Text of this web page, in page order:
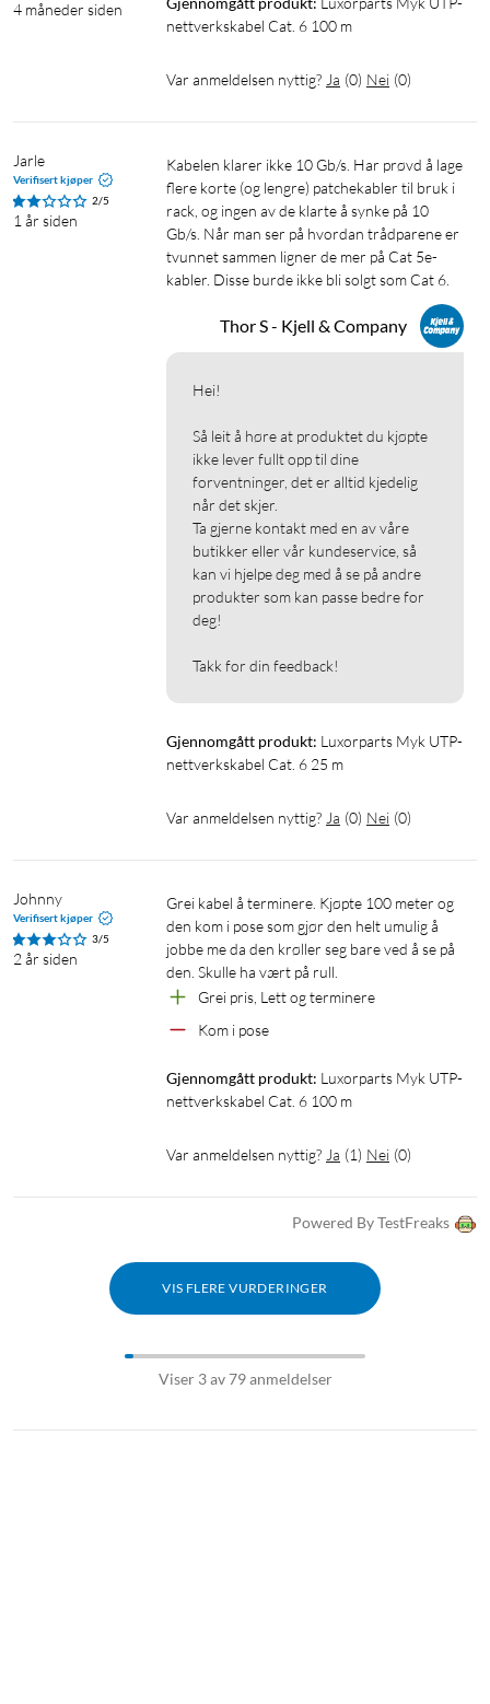
4 måneder siden
nettverkskabel Cat. 6 100 m
Var anmeldelsen nyttig? Ja (0) Nei (0)
Jarle
Verifisert kjøper
2/5
1 år siden
Kabelen klarer ikke 10 Gb/s. Har prøvd å lage
flere korte (og lengre) patchekabler til bruk i
rack, og ingen av de klarte å synke på 10
Gb/s. Når man ser på hvordan trådparene er
tvunnet sammen ligner de mer på Cat 5e-
kabler. Disse burde ikke bli solgt som Cat 6.
Thor S - Kjell & Company
Hei!
Så leit å høre at produktet du kjøpte
ikke lever fullt opp til dine
forventninger, det er alltid kjedelig
når det skjer.
Ta gjerne kontakt med en av våre
butikker eller vår kundeservice, så
kan vi hjelpe deg med å se på andre
produkter som kan passe bedre for
deg!
Takk for din feedback!
Gjennomgått produkt: Luxorparts Myk UTP-
nettverkskabel Cat. 6 25 m
Var anmeldelsen nyttig? Ja (0) Nei (0)
Johnny
Verifisert kjøper
3/5
2 år siden
Grei kabel å terminere. Kjøpte 100 meter og
den kom i pose som gjør den helt umulig å
jobbe me da den krøller seg bare ved å se på
den. Skulle ha vært på rull.
Grei pris, Lett og terminere
Kom i pose
Gjennomgått produkt: Luxorparts Myk UTP-
nettverkskabel Cat. 6 100 m
Var anmeldelsen nyttig? Ja (1) Nei (0)
Powered By TestFreaks
VIS FLERE VURDERINGER
Viser 3 av 79 anmeldelser